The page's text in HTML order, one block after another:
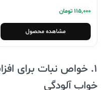
115,000 تومان
مشاهده محصول
1. خواص نبات برای
خواب آلودگی